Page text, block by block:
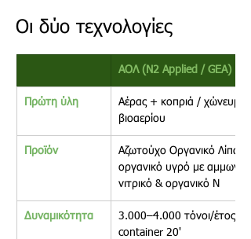
Οι δύο τεχνολογίες
ΑΟΛ (N2 Applied / GEA)
Πρώτη ύλη
Αέρας + κοπριά / χώνευμα
βιοαερίου
Προϊόν
Αζωτούχο Οργανικό
οργανικό υγρό με
νιτρικό & οργανικό Ν
Δυναμικότητα
3.000–4.000 τόνοι/έτος ·
container 20'